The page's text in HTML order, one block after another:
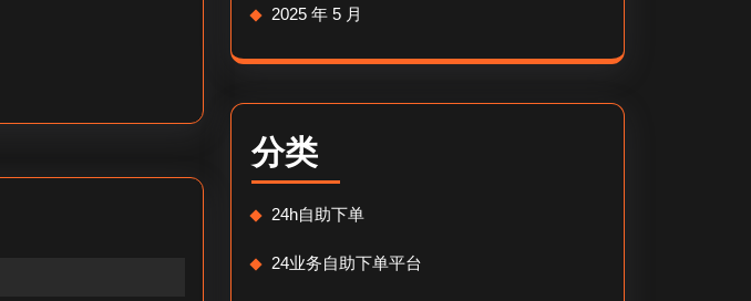
2025 年 5 月
分类
24h自助下单
24业务自助下单平台